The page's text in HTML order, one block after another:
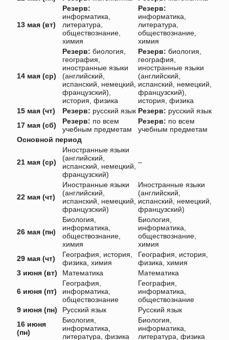
13 мая (вт)
Резерв:
информатика,
литература,
обществознание,
химия
Резерв:
информатика,
литература,
обществознание,
химия
14 мая (ср)
Резерв: биология,
география,
иностранные языки
(английский,
испанский, немецкий,
французский),
история, физика
Резерв: биология,
география,
иностранные языки
(английский,
испанский, немецкий,
французский),
история, физика
15 мая (чт)
Резерв: русский язык Резерв: русский язык
17 мая (сб)
Резерв: по всем
учебным предметам
Резерв: по всем
учебным предметам
Основной период
21 мая (ср)
Иностранные языки
(английский,
испанский, немецкий,
французский)
–
22 мая (чт)
Иностранные языки
(английский,
испанский, немецкий,
французский)
Иностранные языки
(английский,
испанский, немецкий,
французский)
26 мая (пн)
Биология,
информатика,
обществознание,
химия
Биология,
информатика,
обществознание,
химия
29 мая (чт)
География, история,
физика, химия
География, история,
физика, химия
3 июня (вт)
Математика Математика
6 июня (пт)
География,
информатика,
обществознание
География,
информатика,
обществознание
9 июня (пн)
Русский язык
Русский язык
16 июня
(пн)
Биология,
информатика,
литература, физика
Биология,
информатика,
литература, физика